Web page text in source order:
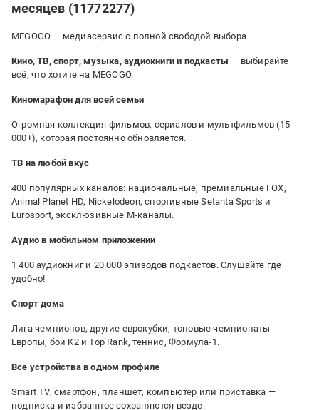
месяцев (11772277)
MEGOGO — медиасервис с полной свободой выбора
Кино, ТВ, спорт, музыка, аудиокниги и подкасты — выбирайте
всё, что хотите на MEGOGO.
Киномарафон для всей семьи
Огромная коллекция фильмов, сериалов и мультфильмов (15
000+), которая постоянно обновляется.
ТВ на любой вкус
400 популярных каналов: национальные, премиальные FOX,
Animal Planet HD, Nickelodeon, спортивные Setanta Sports и
Eurosport, эксклюзивные M-каналы.
Аудио в мобильном приложении
1 400 аудиокниг и 20 000 эпизодов подкастов. Слушайте где
удобно!
Спорт дома
Лига чемпионов, другие еврокубки, топовые чемпионаты
Европы, бои K2 и Top Rank, теннис, Формула-1.
Все устройства в одном профиле
Smart TV, смартфон, планшет, компьютер или приставка —
подписка и избранное сохраняются везде.